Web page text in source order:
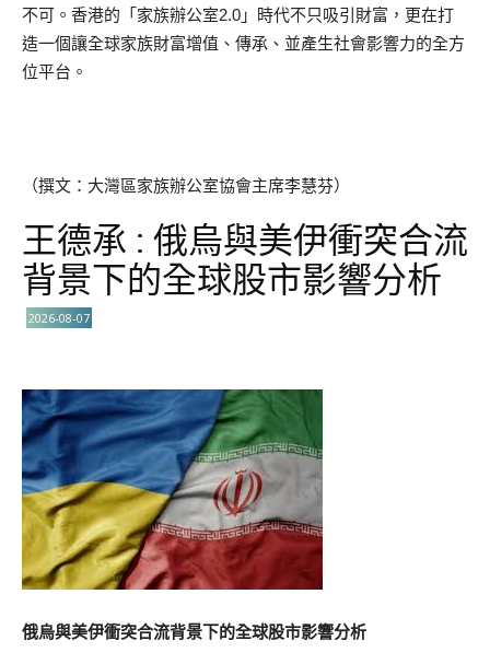
不可。香港的「家族辦公室2.0」時代不只吸引財富，更在打
造一個讓全球家族財富增值、傳承、並產生社會影響力的全方
位平台。
（撰文：大灣區家族辦公室協會主席李慧芬）
王德承 : 俄烏與美伊衝突合流
背景下的全球股市影響分析
2026-08-07
俄烏與美伊衝突合流背景下的全球股市影響分析